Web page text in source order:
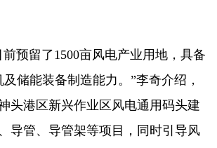
留了1500亩风电产业用地，具备
储能装备制造能力。”李奇介绍，
头港区新兴作业区风电通用码头建
导管、导管架等项目，同时引导风